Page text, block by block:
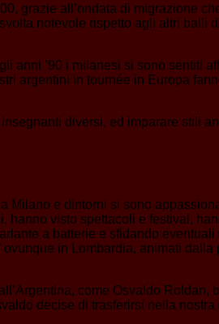
grazie all’ondata di migrazione
notevole rispetto agli altri balli
anni ’90 i milanesi si sono sentiti
argentini in tournée in Europa
diversi, ed imparare stili
e dintorni si sono
visto spettacoli e festival,
a batterie e sfidando
in Lombardia, animati
come Osvaldo
decise di trasferirsi nella nostra